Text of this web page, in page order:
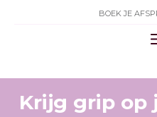
BOEK JE
Krijg grip op